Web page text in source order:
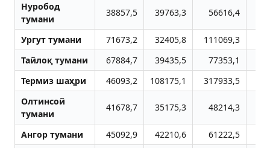
Нуробод
тумани
38857,5 39763,3 56616,4
Ургут тумани 71673,2 32405,8 111069,3
Тайлоқ тумани
67884,7 39435,5 77353,1
Термиз шаҳри
46093,2 108175,1 317933,5
Олтинсой
тумани
41678,7 35175,3 48214,3
Aнгор тумани 45092,9 42210,6 61222,5